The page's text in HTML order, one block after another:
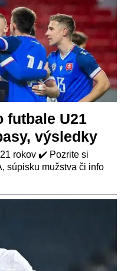
futbale U21
výsledky
rokov ✔️ Pozrite si
súpisku mužstva či info